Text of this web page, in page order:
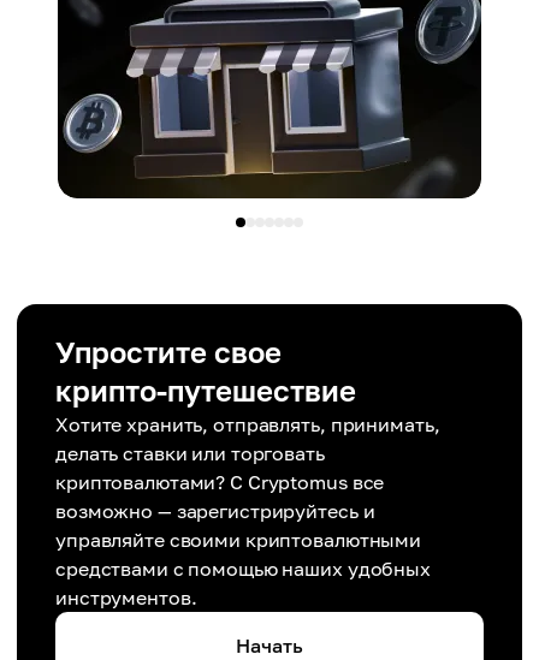
Упростите свое
крипто-путешествие
Хотите хранить, отправлять, принимать,
делать ставки или торговать
криптовалютами? С Cryptomus все
возможно — зарегистрируйтесь и
управляйте своими криптовалютными
средствами с помощью наших удобных
инструментов.
Начать